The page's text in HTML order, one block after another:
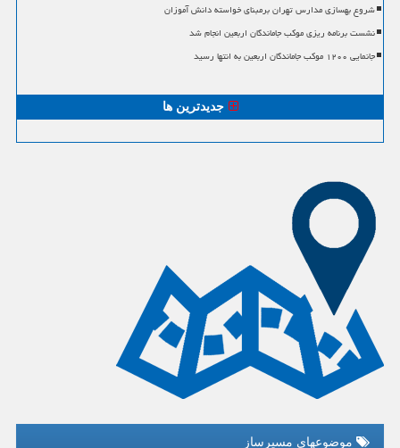
شروع بهسازی مدارس تهران برمبنای خواسته دانش آموزان
نشست برنامه ریزی موکب جاماندگان اربعین انجام شد
جانمایی ۱۲۰۰ موکب جاماندگان اربعین به انتها رسید
جدیدترین ها
موضوعهای مسیرساز